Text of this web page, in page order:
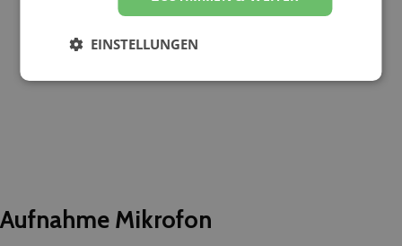
Aufnahme Mikrofon
EINSTELLUNGEN